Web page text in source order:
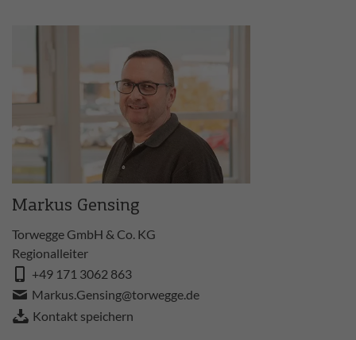
Markus Gensing
Torwegge GmbH & Co. KG
Regionalleiter
+49 171 3062 863
Markus.Gensing@torwegge.de
Kontakt speichern